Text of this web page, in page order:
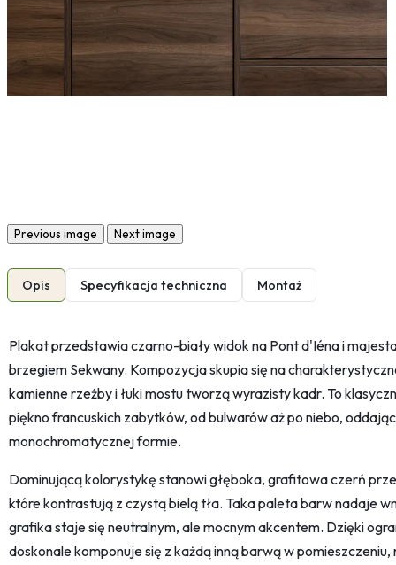
Previous image Next image
Opis Specyfikacja techniczna Montaż
Plakat przedstawia czarno-biały widok na Pont d'Iéna i
brzegiem Sekwany. Kompozycja skupia się na
kamienne rzeźby i łuki mostu tworzą wyrazisty kadr. To
piękno francuskich zabytków, od bulwarów aż po niebo,
monochromatycznej formie.
Dominującą kolorystykę stanowi głęboka, grafitowa czerń
które kontrastują z czystą bielą tła. Taka paleta barw nadaje
grafika staje się neutralnym, ale mocnym akcentem. Dzięki
doskonale komponuje się z każdą inną barwą w